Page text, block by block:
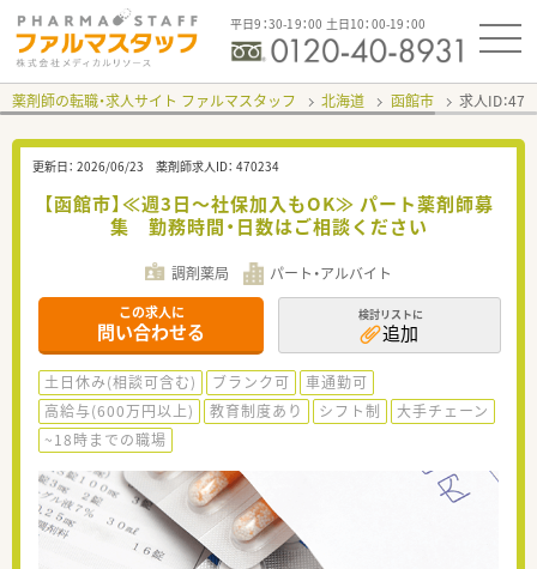
平日9：30-19：00 土日10：00-19：00
薬剤師の転職・求人サイト ファルマスタッフ 北海道 函館市 求人ID：
更新日： 2026/06/23 薬剤師求人ID： 470234
【函館市】≪週3日～社保加入もOK≫ パート薬剤師募
集 勤務時間・日数はご相談ください
調剤薬局 パート・アルバイト
この求人に
問い合わせる
検討リストに
追加
土日休み(相談可含む) ブランク可
車通勤可
高給与(600万円以上)
教育制度あり シフト制
大手チェーン
~18時までの職場